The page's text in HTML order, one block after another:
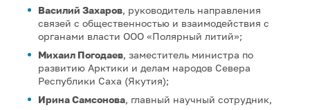
Василий Захаров, руководитель направления
связей с общественностью и взаимодействия с
органами власти ООО «Полярный литий»;
Михаил Погодаев, заместитель министра по
развитию Арктики и делам народов Севера
Республики Саха (Якутия);
Ирина Самсонова, главный научный сотрудник,